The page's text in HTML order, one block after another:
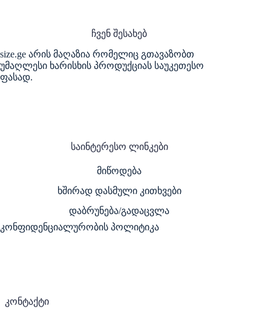
ჩვენ შესახებ
size.ge არის მაღაზია რომელიც გთავაზობთ
უმაღლესი ხარისხის პროდუქციას საუკეთესო
ფასად.
საინტერესო ლინკები
მიწოდება
ხშირად დასმული კითხვები
დაბრუნება/გადაცვლა
კონფიდენციალურობის პოლიტიკა
კონტაქტი